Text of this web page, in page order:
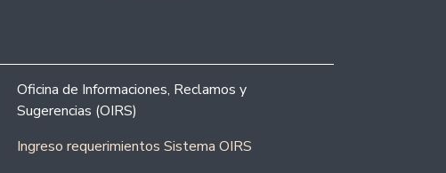
Oficina de Informaciones, Reclamos y
Sugerencias (OIRS)
Ingreso requerimientos Sistema OIRS